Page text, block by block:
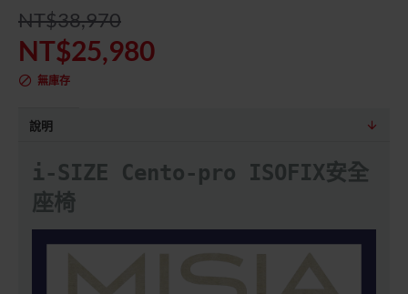
NT$25,980
NT$38,970
無庫存
說明
i-SIZE Cento-pro ISOFIX安全
座椅